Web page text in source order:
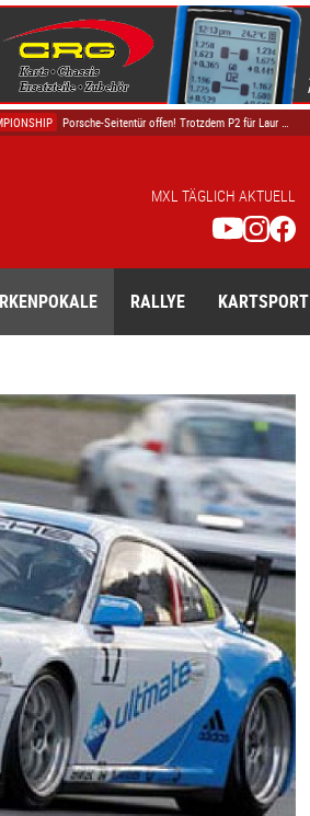
15-jährige Lena Pichler beim ersten Test im 6 …
Porsche-Seitentür offen! Trotzdem P2 für Laur …
Falk von Canal sammelt wichtige Erfah …MXL TÄGLICH AKTUELL
RALLYE KARTSPORT